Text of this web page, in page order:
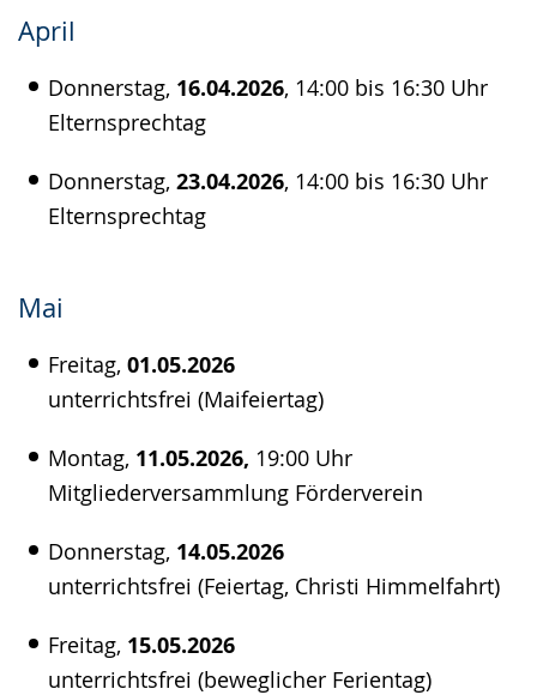
April
Donnerstag, 16.04.2026, 14:00 bis 16:30 Uhr
Elternsprechtag
Donnerstag, 23.04.2026, 14:00 bis 16:30 Uhr
Elternsprechtag
Mai
Freitag, 01.05.2026
unterrichtsfrei (Maifeiertag)
Montag, 11.05.2026, 19:00 Uhr
Mitgliederversammlung Förderverein
Donnerstag, 14.05.2026
unterrichtsfrei (Feiertag, Christi Himmelfahrt)
Freitag, 15.05.2026
unterrichtsfrei (beweglicher Ferientag)